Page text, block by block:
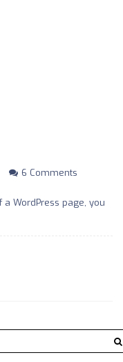
6 Comments
WordPress page, you